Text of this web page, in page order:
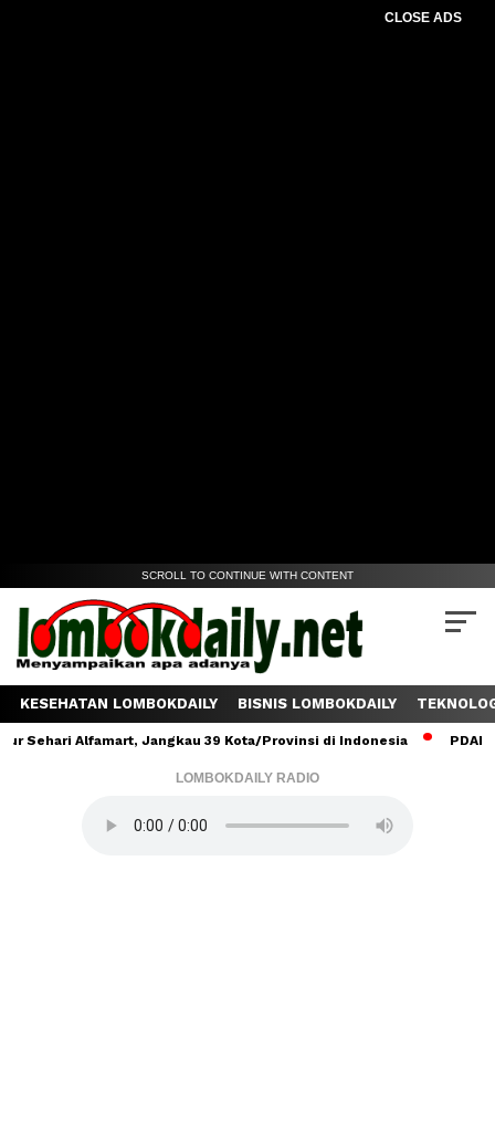
CLOSE ADS
SCROLL TO CONTINUE WITH CONTENT
KESEHATAN LOMBOKDAILY BISNIS LOMBOKDAILY
Alfamart, Jangkau 39 Kota/Provinsi di Indonesia PDAM
LOMBOKDAILY RADIO